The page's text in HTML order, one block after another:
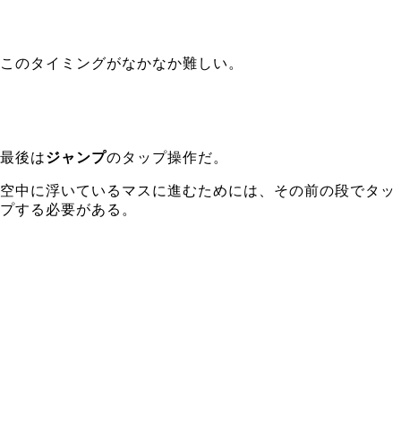
このタイミングがなかなか難しい。
最後はジャンプのタップ操作だ。
空中に浮いているマスに進むためには、その前の段でタッ
プする必要がある。